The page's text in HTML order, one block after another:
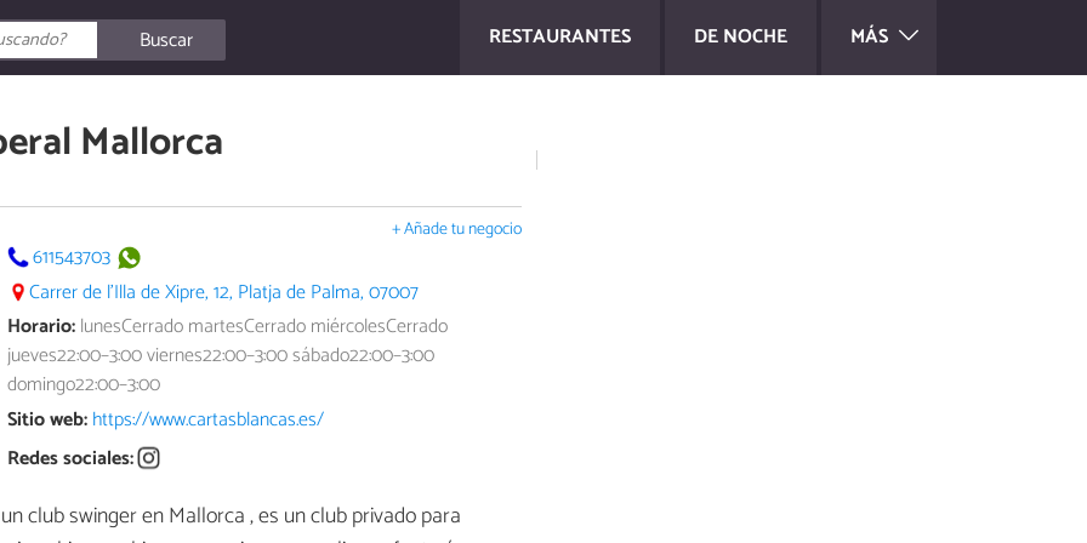
RESTAURANTES DE NOCHE MÁS
Buscar
Mallorca
+ Añade tu negocio
611543703
Carrer de l'Illa de Xipre, 12, Platja de Palma, 07007
Horario:lunesCerrado martesCerrado miércolesCerrado
jueves22:00–3:00 viernes22:00–3:00 sábado22:00–3:00
domingo22:00–3:00
Sitio web:https://www.cartasblancas.es/
Redes sociales:
club swinger en Mallorca , es un club privado para